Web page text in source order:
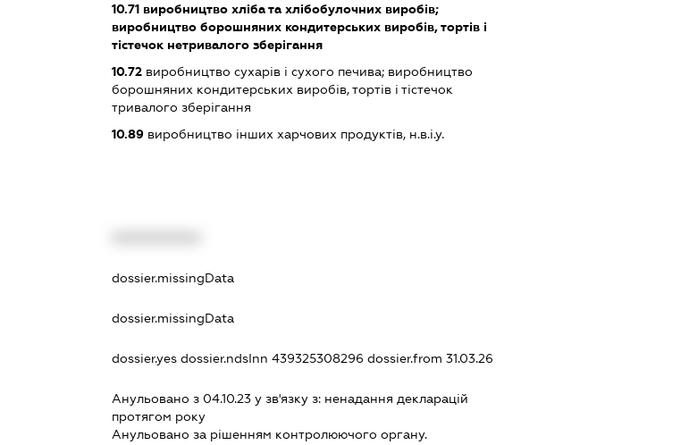
10.71виробництво хліба та хлібобулочних виробів;
виробництво борошняних кондитерських виробів, тортів і
тістечок нетривалого зберігання
10.72виробництво сухарів і сухого печива; виробництво
борошняних кондитерських виробів, тортів і тістечок
тривалого зберігання
10.89виробництво інших харчових продуктів, н.в.і.у.
dossier.missingData
dossier.missingData
dossier.yes dossier.ndsInn 439325308296 dossier.from 31.03.26
Анульовано з 04.10.23 у зв'язку з: ненадання декларацiй
протягом року
Анульовано за рiшенням контролюючого органу.